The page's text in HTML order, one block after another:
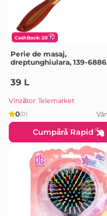
CashBack: 20
Perie de masaj,
dreptunghiulara, 139-
39 L
Vînzător: Telemarket
0(0)
Cumpără Rapid